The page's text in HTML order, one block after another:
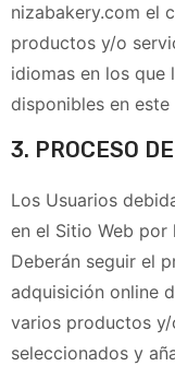
nizabakery.com el
productos y/o
idiomas en los que
disponibles en este
3. PROCESO
Los Usuarios
en el Sitio Web
Deberán seguir el
adquisición online
varios productos
seleccionados y